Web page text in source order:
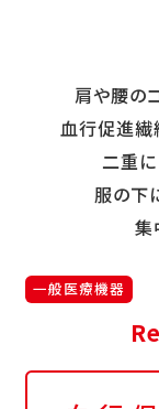
肩や腰の
血行促進繊
二重に
服の下
集
一般医療機器